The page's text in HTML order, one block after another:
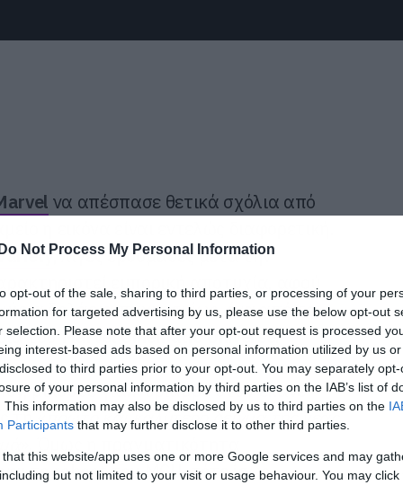
Do Not Process My Personal Information
opt-out of the sale, sharing to third parties, or processing of your
for targeted advertising by us, please use the below opt-out
selection. Please note that after your opt-out request is processed
interest-based ads based on personal information utilized by us
to third parties prior to your opt-out. You may separately
of your personal information by third parties on the IAB’s list of
This information may also be disclosed by us to third parties on the
Participants that may further disclose it to other third parties.
that this website/app uses one or more Google services and may
but not limited to your visit or usage behaviour. You may
να απέσπασε θετικά σχόλια από
η εικόνα είναι εντελώς διαφορετική.
, λίγες εβδομάδες μετά την
εμπορική αποτυχία, αφού
δολάρια παγκοσμίως, ένα από τα
του Marvel Cinematic Universe.
μιλούσε για… θρίαμβο όταν έκανε
τη «πρώτο και καλύτερο δείγμα της νέας
το reboot του MCU, τότε ίσως